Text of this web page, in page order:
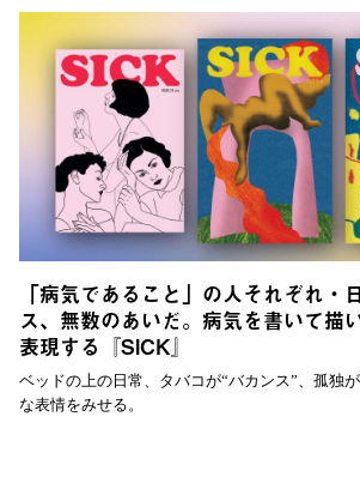
「病気であること」の人それぞれ・
ス、無数のあいだ。病気を書いて描
表現する『SICK』
ベッドの上の日常、タバコが“バカンス”、孤独
な表情をみせる。